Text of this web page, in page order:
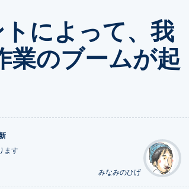
によって、我
業のブームが起
ます
みなみのひげ